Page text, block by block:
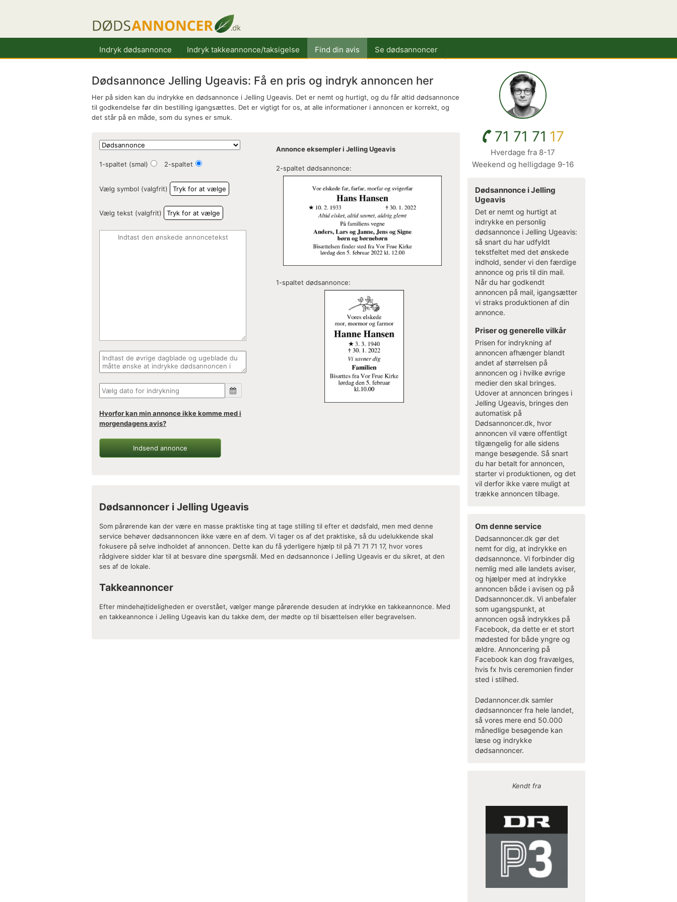
Indryk dødsannonce Indryk takkeannonce/taksigelse Find din avis Se dødsannoncer
Dødsannonce Jelling Ugeavis: Få en pris og indryk annoncen her
Her på siden kan du indrykke en dødsannonce i Jelling Ugeavis. Det er nemt og hurtigt, og du får altid dødsannonce
til godkendelse før din bestilling igangsættes. Det er vigtigt for os, at alle informationer i annoncen er korrekt, og
det står på en måde, som du synes er smuk.
1-spaltet (smal) 2-spaltet
Vælg symbol (valgfrit) Tryk for at vælge
Vælg tekst (valgfrit) Tryk for at vælge
Hvorfor kan min annonce ikke komme med i
morgendagens avis?
Indsend annonce
Annonce eksempler i Jelling Ugeavis
2-spaltet dødsannonce:
1-spaltet dødsannonce:
Dødsannoncer i Jelling Ugeavis
Som pårørende kan der være en masse praktiske ting at tage stilling til efter et dødsfald, men med denne
service behøver dødsannoncen ikke være en af dem. Vi tager os af det praktiske, så du udelukkende skal
fokusere på selve indholdet af annoncen. Dette kan du få yderligere hjælp til på 71 71 71 17, hvor vores
rådgivere sidder klar til at besvare dine spørgsmål. Med en dødsannonce i Jelling Ugeavis er du sikret, at den
ses af de lokale.
Takkeannoncer
Efter mindehøjtideligheden er overstået, vælger mange pårørende desuden at indrykke en takkeannonce. Med
en takkeannonce i Jelling Ugeavis kan du takke dem, der mødte op til bisættelsen eller begravelsen.
71 71 71 17
Hverdage fra 8-17
Weekend og helligdage 9-16
Dødsannonce i Jelling
Ugeavis
Det er nemt og hurtigt at
indrykke en personlig
dødsannonce i Jelling Ugeavis:
så snart du har udfyldt
tekstfeltet med det ønskede
indhold, sender vi den færdige
annonce og pris til din mail.
Når du har godkendt
annoncen på mail, igangsætter
vi straks produktionen af din
annonce.
Priser og generelle vilkår
Prisen for indrykning af
annoncen afhænger blandt
andet af størrelsen på
annoncen og i hvilke øvrige
medier den skal bringes.
Udover at annoncen bringes i
Jelling Ugeavis, bringes den
automatisk på
Dødsannoncer.dk, hvor
annoncen vil være offentligt
tilgængelig for alle sidens
mange besøgende. Så snart
du har betalt for annoncen,
starter vi produktionen, og det
vil derfor ikke være muligt at
trække annoncen tilbage.
Om denne service
Dødsannoncer.dk gør det
nemt for dig, at indrykke en
dødsannonce. Vi forbinder dig
nemlig med alle landets aviser,
og hjælper med at indrykke
annoncen både i avisen og på
Dødsannoncer.dk. Vi anbefaler
som ugangspunkt, at
annoncen også indrykkes på
Facebook, da dette er et stort
mødested for både yngre og
ældre. Annoncering på
Facebook kan dog fravælges,
hvis fx hvis ceremonien finder
sted i stilhed.
Dødannoncer.dk samler
dødsannoncer fra hele landet,
så vores mere end 50.000
månedlige besøgende kan
læse og indrykke
dødsannoncer.
Kendt fra